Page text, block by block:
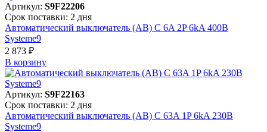
Артикул: S9F22206
Срок поставки: 2 дня
Автоматический выключатель (АВ) C 6A 2P 6kA 400В
Systeme9
2 873 ₽
В корзинy
Артикул: S9F22163
Срок поставки: 2 дня
Автоматический выключатель (АВ) C 63A 1P 6kA 230В
Systeme9